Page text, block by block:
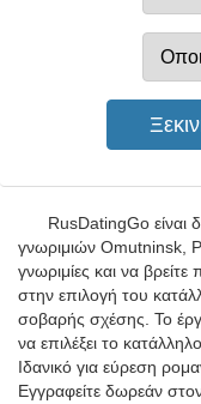
RusDatingGo είναι
γνωριμιών Omutninsk,
γνωριμίες και να
στην επιλογή του
σοβαρής σχέσης. Το
να επιλέξει το
Ιδανικό για εύρεση
Εγγραφείτε δωρεάν